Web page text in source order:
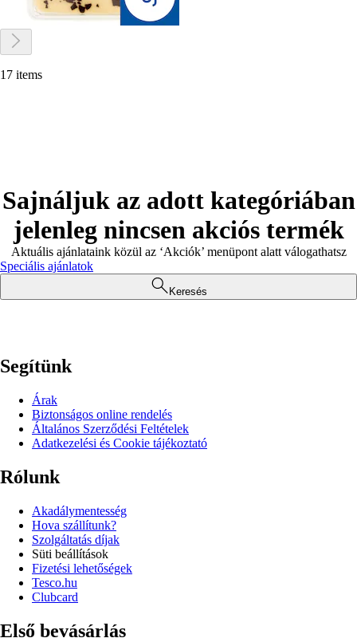
17 items
Sajnáljuk az adott kategóriában
jelenleg nincsen akciós termék
Aktuális ajánlataink közül az ‘Akciók’ menüpont alatt válogathatsz
Speciális ajánlatok
Keresés
Segítünk
Árak
Biztonságos online rendelés
Általános Szerződési Feltételek
Adatkezelési és Cookie tájékoztató
Rólunk
Akadálymentesség
Hova szállítunk?
Szolgáltatás díjak
Süti beállítások
Fizetési lehetőségek
Tesco.hu
Clubcard
Első bevásárlás